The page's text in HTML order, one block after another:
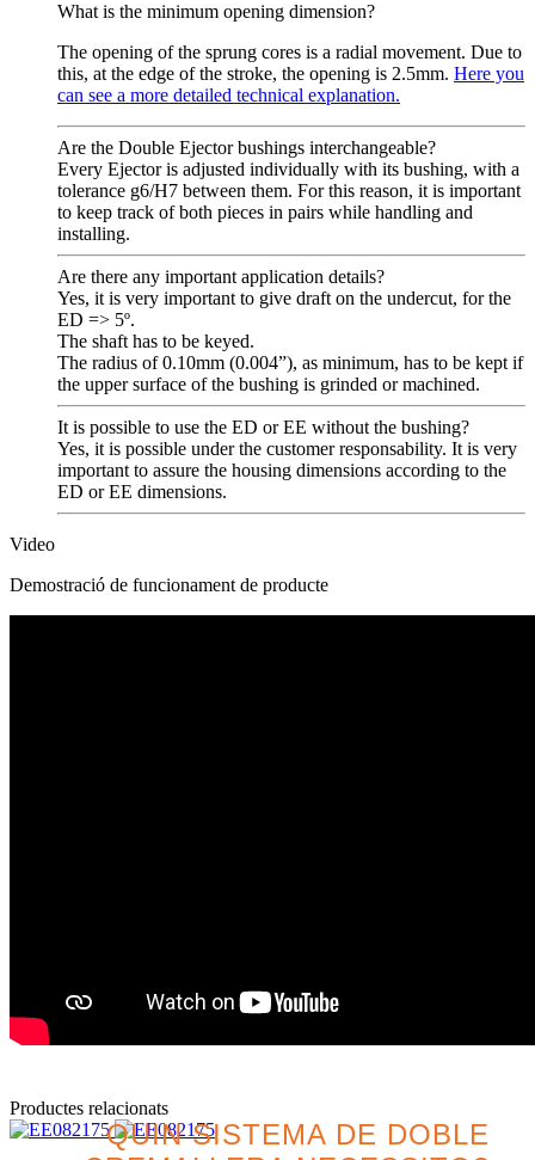
What is the minimum opening dimension?
The opening of the sprung cores is a radial movement. Due to
this, at the edge of the stroke, the opening is 2.5mm. Here you
can see a more detailed technical explanation.
Are the Double Ejector bushings interchangeable?
Every Ejector is adjusted individually with its bushing, with a
tolerance g6/H7 between them. For this reason, it is important
to keep track of both pieces in pairs while handling and
installing.
Are there any important application details?
Yes, it is very important to give draft on the undercut, for the
ED => 5º.
The shaft has to be keyed.
The radius of 0.10mm (0.004”), as minimum, has to be kept if
the upper surface of the bushing is grinded or machined.
It is possible to use the ED or EE without the bushing?
Yes, it is possible under the customer responsability. It is very
important to assure the housing dimensions according to the
ED or EE dimensions.
Video
Demostració de funcionament de producte
Productes relacionats
QUIN SISTEMA DE DOBLE